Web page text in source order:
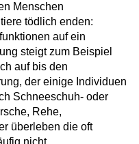
Menschen
tödlich enden:
auf ein
steigt zum Beispiel
auf bis den
der einige Individuen
Schneeschuh- oder
Rehe,
überleben die oft